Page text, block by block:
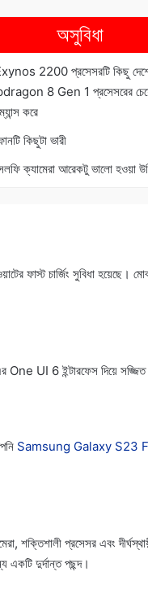
অসুবিধা
2200 প্রসেসরটি কিছু
8 Gen 1 প্রসেসরের
করে
কিছুটা ভারী
ক্যামেরা আরেকটু ভালো হওয়া
ফাস্ট চার্জিং সুবিধা হয়েছে।
UI 6 ইন্টারফেস দিয়ে
Samsung Galaxy S23
প্রসেসর এবং দীর্ঘস্থায়ী
একটি দুর্দান্ত পছন্দ।